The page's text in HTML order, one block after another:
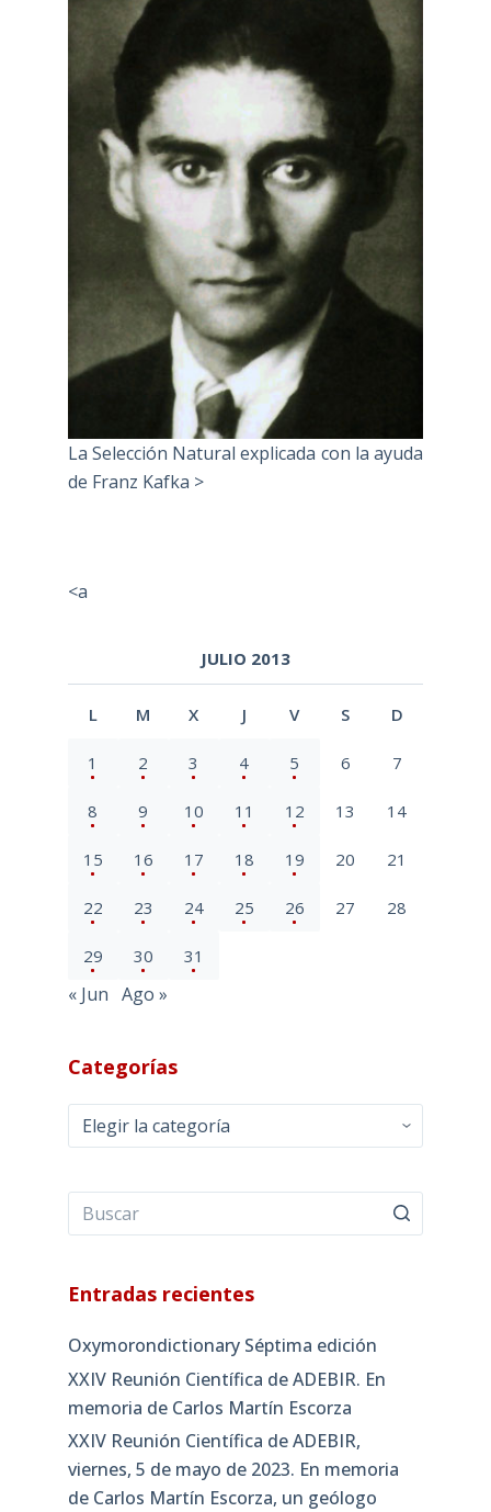
La Selección Natural explicada con la ayuda
de Franz Kafka >
<a
JULIO 2013
L M X J V S D
1 2 3 4 5 6 7
8 9 10 11 12 13 14
15 16 17 18 19 20 21
22 23 24 25 26 27 28
29 30 31
« Jun Ago »
Categorías
Categorías
Entradas recientes
Oxymorondictionary Séptima edición
XXIV Reunión Científica de ADEBIR. En
memoria de Carlos Martín Escorza
XXIV Reunión Científica de ADEBIR,
viernes, 5 de mayo de 2023. En memoria
de Carlos Martín Escorza, un geólogo